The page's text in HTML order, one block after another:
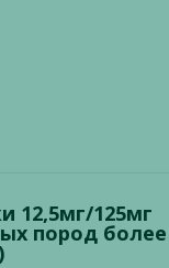
12,5мг/125мг
пород более